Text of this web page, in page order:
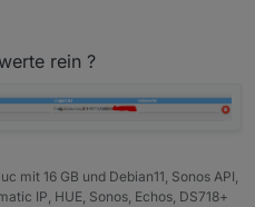
rein ?
mit 16 GB und Debian11, Sonos API,
IP, HUE, Sonos, Echos, DS718+